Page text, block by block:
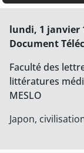
lundi, 1 janvier
Document
Faculté des
littératures
MESLO
Japon,